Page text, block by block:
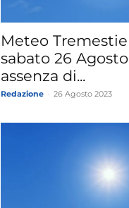
Meteo
sabato 26
assenza di...
Redazione 26 Agosto 2023